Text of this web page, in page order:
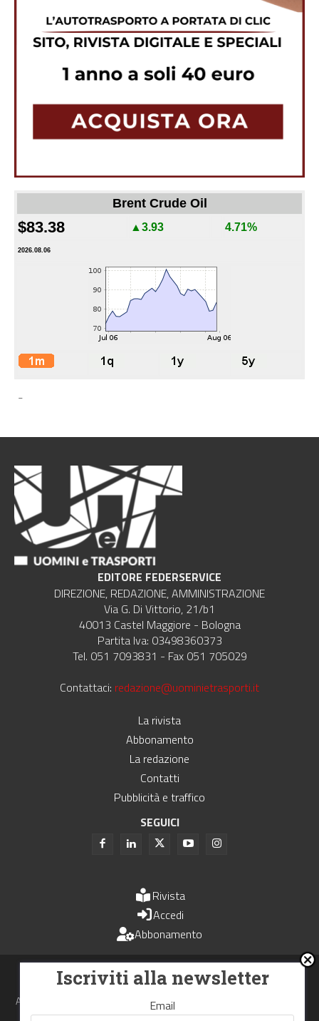
Brent Crude Oil
$83.38 ▲3.93 4.71%
2026.08.06
-
EDITORE FEDERSERVICE
DIREZIONE, REDAZIONE, AMMINISTRAZIONE
Via G. Di Vittorio, 21/b1
40013 Castel Maggiore - Bologna
Partita Iva: 03498360373
Tel. 051 7093831 - Fax 051 705029
Contattaci: redazione@uominietrasporti.it
La rivista
Abbonamento
La redazione
Contatti
Pubblicità e traffico
SEGUICI
Rivista
Accedi
Abbonamento
Uomini e Trasporti è un periodico associato all'Unione Stampa
Periodica Italiana - USPI
Autorizzazione del Tribunale di Bologna N.4993 del 15 giugno 1982
Webdesign made inNowhere
Iscriviti alla newsletter
Email